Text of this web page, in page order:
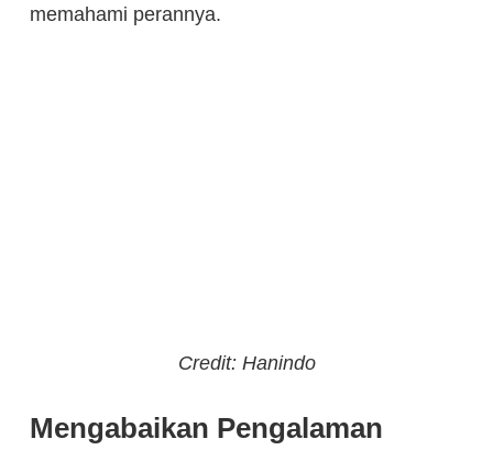
memahami perannya.
Credit: Hanindo
Mengabaikan Pengalaman